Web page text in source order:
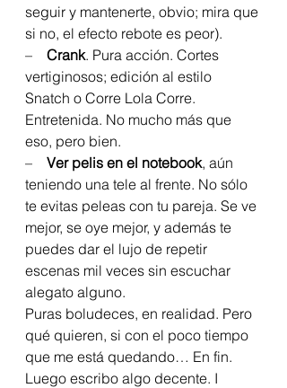
seguir y mantenerte, obvio; mira que
si no, el efecto rebote es peor).
–
Crank. Pura acción. Cortes
vertiginosos; edición al estilo
Snatch o Corre Lola Corre.
Entretenida. No mucho más que
eso, pero bien.
– Ver pelis en el notebook, aún
teniendo una tele al frente. No sólo
te evitas peleas con tu pareja. Se ve
mejor, se oye mejor, y además te
puedes dar el lujo de repetir
escenas mil veces sin escuchar
alegato alguno.
Puras boludeces, en realidad. Pero
qué quieren, si con el poco tiempo
que me está quedando… En fin.
Luego escribo algo decente. I